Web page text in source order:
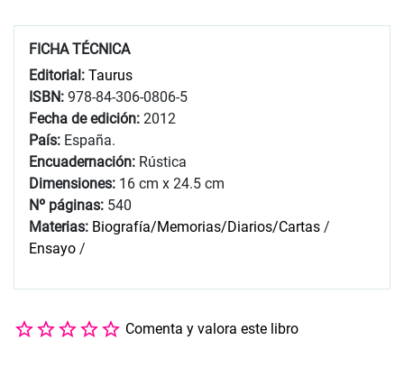
FICHA TÉCNICA
Editorial: Taurus
ISBN: 978-84-306-0806-5
Fecha de edición: 2012
País: España.
Encuadernación: Rústica
Dimensiones: 16 cm x 24.5 cm
Nº páginas: 540
Materias: Biografía/Memorias/Diarios/Cartas /
Ensayo /
Comenta y valora este libro